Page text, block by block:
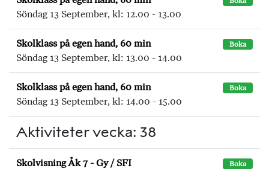
Söndag 13 September, kl: 12.00 - 13.00
Skolklass på egen hand, 60 min Boka
Söndag 13 September, kl: 13.00 - 14.00
Skolklass på egen hand, 60 min Boka
Söndag 13 September, kl: 14.00 - 15.00
Aktiviteter vecka: 38
Skolvisning Åk 7 - Gy / SFI Boka